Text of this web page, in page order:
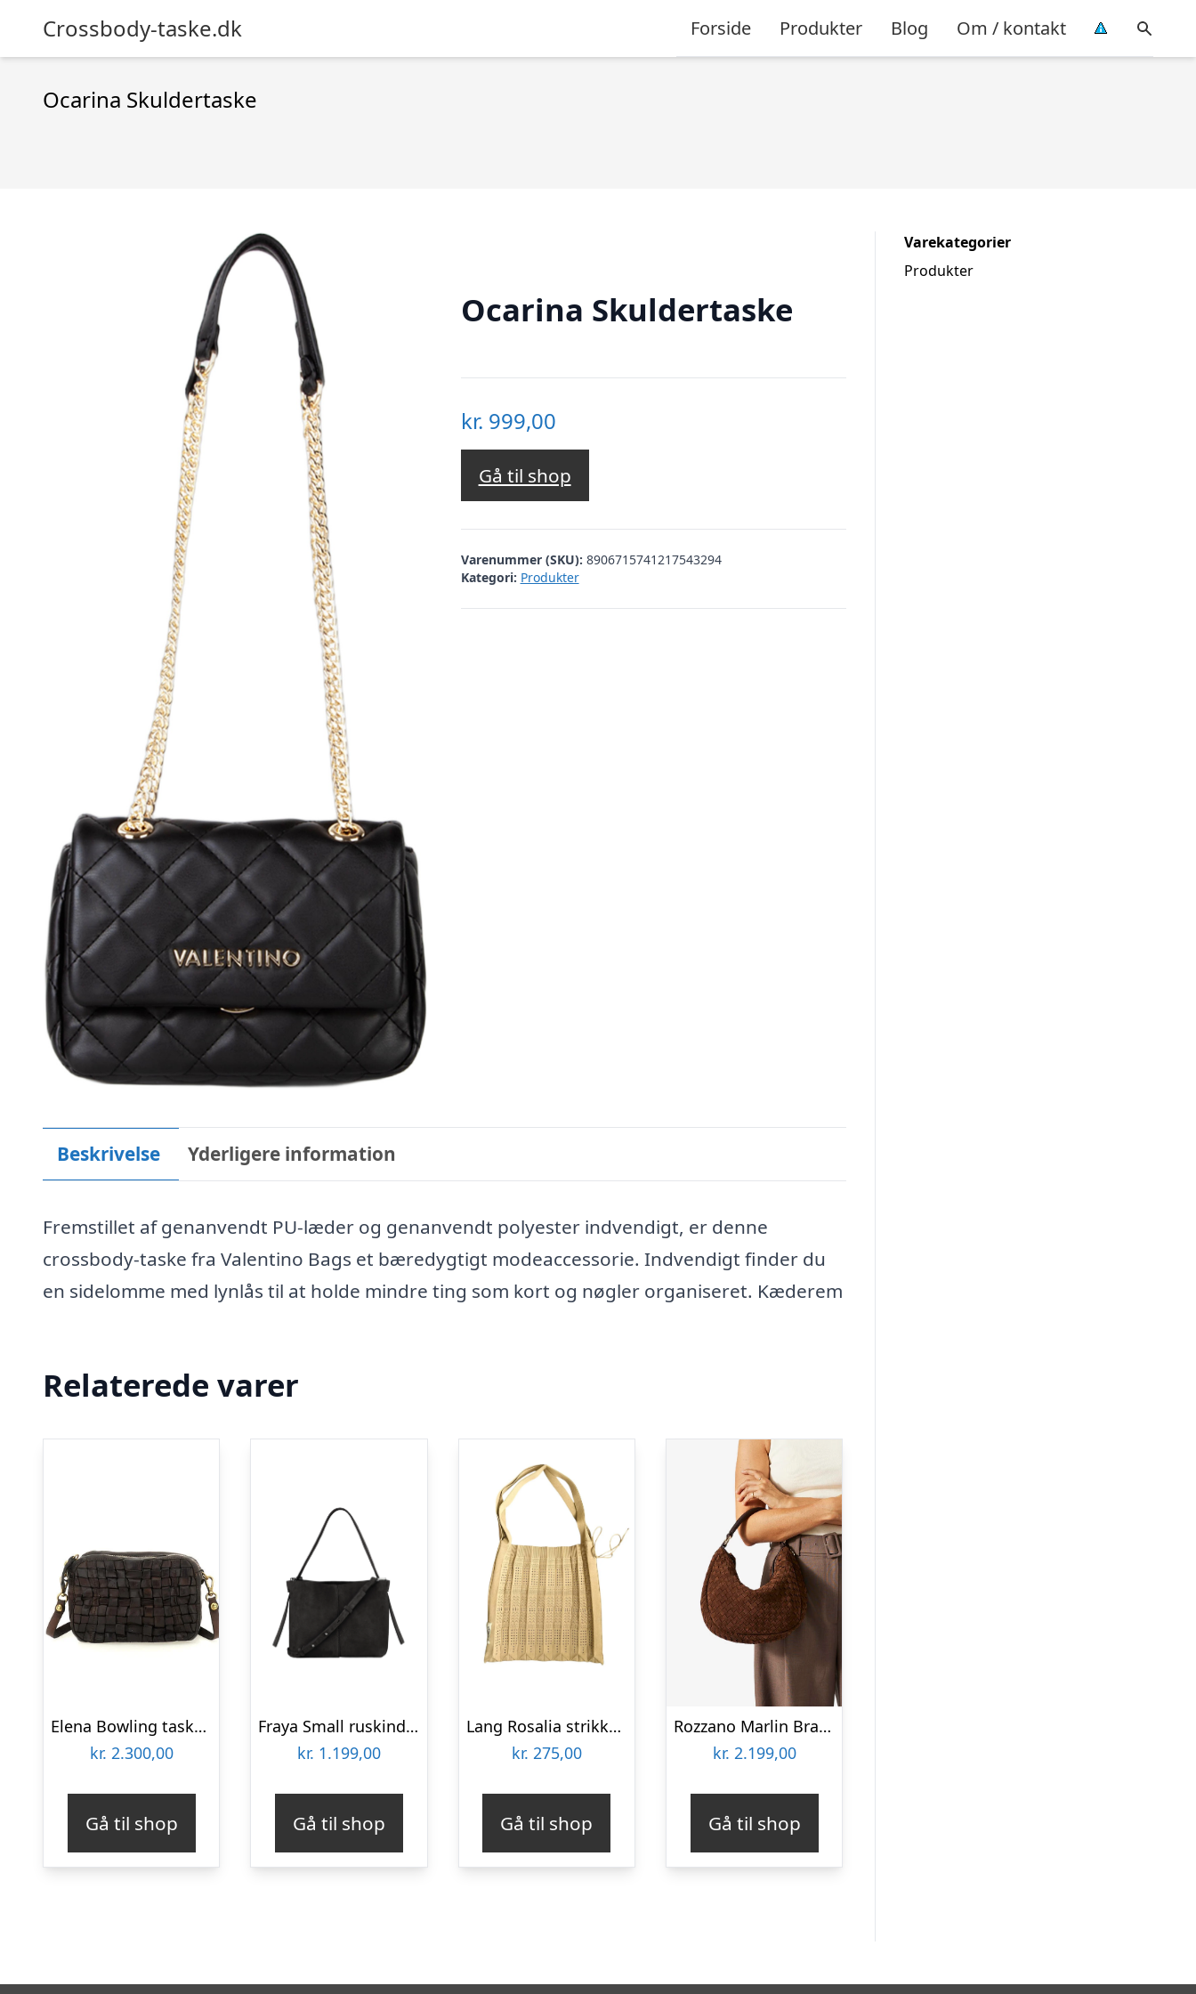
Crossbody-taske.dk Forside Produkter Blog Om / kontakt
Ocarina Skuldertaske
Ocarina Skuldertaske
kr. 999,00
Gå til shop
Varenummer (SKU): 8906715741217543294
Kategori: Produkter
Beskrivelse Yderligere information
Fremstillet af genanvendt PU-læder og genanvendt polyester indvendigt, er denne
crossbody-taske fra Valentino Bags et bæredygtigt modeaccessorie. Indvendigt finder du
en sidelomme med lynlås til at holde mindre ting som kort og nøgler organiseret. Kæderem
Relaterede varer
Elena Bowling taske, small – brun
kr. 2.300,00
Gå til shop
Fraya Small ruskind taske – sort
kr. 1.199,00
Gå til shop
Lang Rosalia strikket shopper – Latte
kr. 275,00
Gå til shop
Rozzano Marlin Braided ruskind skuldertaske – Chocolate
kr. 2.199,00
Gå til shop
Varekategorier
Produkter